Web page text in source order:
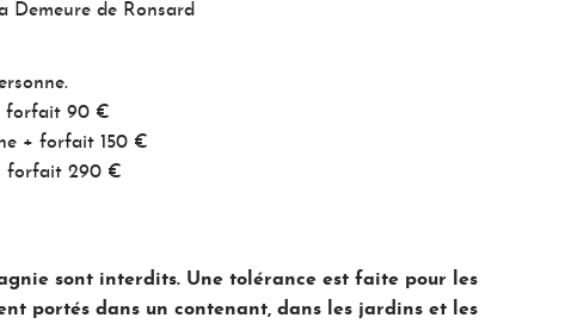
Demeure de Ronsard
forfait 90 €
+ forfait 150 €
forfait 290 €
sont interdits. Une tolérance est faite pour les
portés dans un contenant, dans les jardins et les